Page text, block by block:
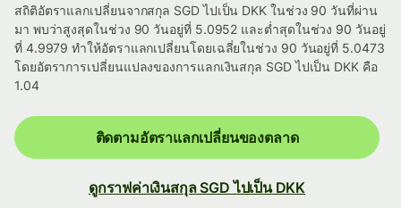
สถิติอัตราแลกเปลี่ยนจากสกุล SGD ไปเป็น DKK ในช่วง 90 วันที่ผ่าน
มา พบว่าสูงสุดในช่วง 90 วันอยู่ที่ 5.0952 และต่ำสุดในช่วง 90 วันอยู่
ที่ 4.9979 ทำให้อัตราแลกเปลี่ยนโดยเฉลี่ยในช่วง 90 วันอยู่ที่ 5.0473
โดยอัตราการเปลี่ยนแปลงของการแลกเงินสกุล SGD ไปเป็น DKK คือ
1.04
ติดตามอัตราแลกเปลี่ยนของตลาด
ดูกราฟค่าเงินสกุล SGD ไปเป็น DKK